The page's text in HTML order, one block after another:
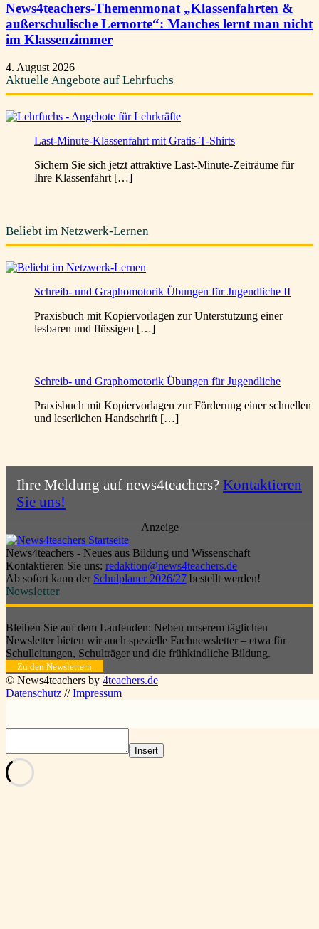
News4teachers-Themenmonat „Klassenfahrten &
außerschulische Lernorte“: Manches lernt man nicht
im Klassenzimmer
4. August 2026
Aktuelle Angebote auf Lehrfuchs
Last-Minute-Klassenfahrt mit Gratis-T-Shirts
Sichern Sie sich jetzt attraktive Last-Minute-Zeiträume für
Ihre Klassenfahrt […]
Beliebt im Netzwerk-Lernen
Schreib- und Graphomotorik Übungen für Jugendliche II
Praxisbuch mit Kopiervorlagen zur Unterstützung einer
lesbaren und flüssigen […]
Schreib- und Graphomotorik Übungen für Jugendliche
Praxisbuch mit Kopiervorlagen zur Förderung einer schnellen
und leserlichen Handschrift […]
Ihre Meldung auf news4teachers? Kontaktieren
Sie uns!
Anzeige
News4teachers - Neues aus Bildung und Wissenschaft
Kontaktieren Sie uns: redaktion@news4teachers.de
Ab sofort kann der Schulplaner 2026/27 bestellt werden!
Newsletter
Bleiben Sie auf dem Laufenden: Neben unserem täglichen
Newsletter bieten wir auch spezielle Fachnewsletter – etwa für
Schulleitungen, Schulträger und die frühkindliche Bildung.
Zu den Newslettern
© News4teachers by 4teachers.de
Datenschutz //Impressum
Insert